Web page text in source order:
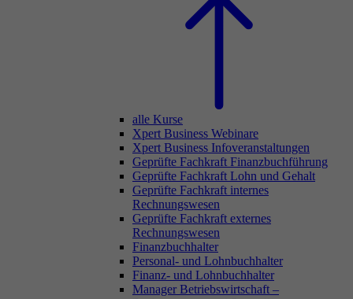
alle Kurse
Xpert Business Webinare
Xpert Business Infoveranstaltungen
Geprüfte Fachkraft Finanzbuchführung
Geprüfte Fachkraft Lohn und Gehalt
Geprüfte Fachkraft internes
Rechnungswesen
Geprüfte Fachkraft externes
Rechnungswesen
Finanzbuchhalter
Personal- und Lohnbuchhalter
Finanz- und Lohnbuchhalter
Manager Betriebswirtschaft –